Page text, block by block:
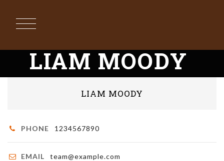
LIAM MOODY
LIAM MOODY
PHONE 1234567890
EMAIL team@example.com